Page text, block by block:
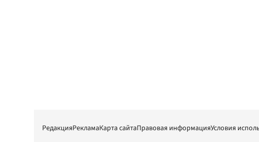
РедакцияРекламаКарта сайтаПравовая информацияУсловия